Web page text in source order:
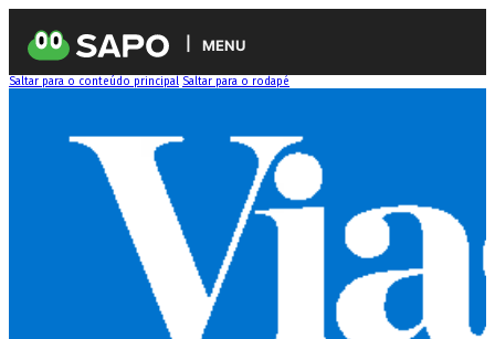
MENU
Saltar para o conteúdo principal Saltar para o rodapé